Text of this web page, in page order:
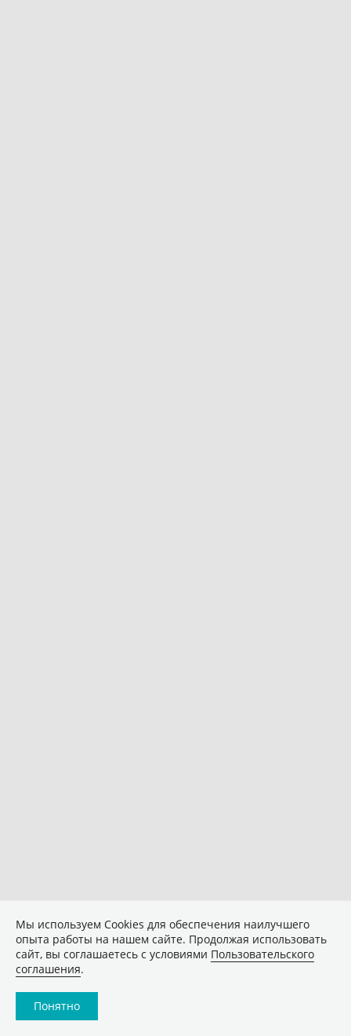
Мы используем Сookies для обеспечения наилучшего
опыта работы на нашем сайте. Продолжая использовать
сайт, вы соглашаетесь с условиями Пользовательского
соглашения.
Понятно